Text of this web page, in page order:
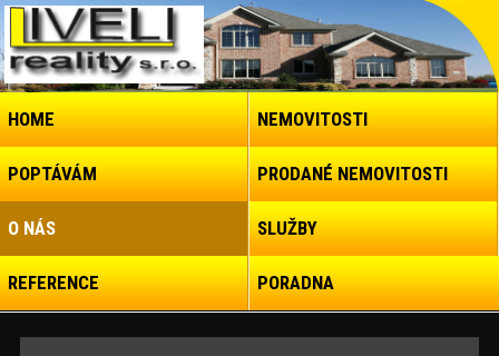
HOME NEMOVITOSTI
POPTÁVÁM PRODANÉ NEMOVITOSTI
O NÁS SLUŽBY
REFERENCE PORADNA